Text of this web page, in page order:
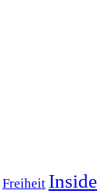
Freiheit